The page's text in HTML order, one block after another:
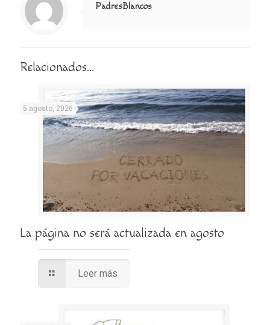
PadresBlancos
Relacionados...
5 agosto, 2026
La página no será actualizada en agosto
Leer más